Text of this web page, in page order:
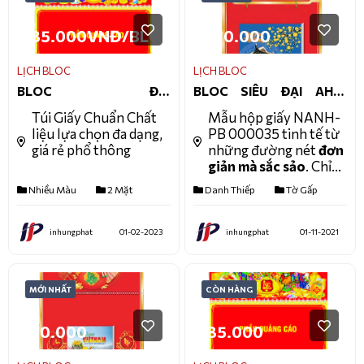
cô gái ngay từ cái nhìn
đầu tiên.
85.000VNĐ/BLOC
LỊCH BLOC
BLOC ĐẠI
Túi Giấy Chuẩn Chất
liệu lựa chọn đa dạng,
giá rẻ phổ thông
Nhiều Màu 2 Mặt
inhungphat 01-02-2023
170.000
LỊCH BLOC
BLOC SIÊU ĐẠI AH16
Mẫu hộp giấy NANH-
PB 000035 tinh tế từ
những đường nétđơn
giản mà sắc sảo . Chỉ
với một tông màu chủ
đạo nhưng mẫu hộp
rấtquý phái, cao
Danh Thiếp Tờ Gấp
inhungphat 01-11-2021
MỚI NHẤT
70.000
CÒN HÀNG
85.000